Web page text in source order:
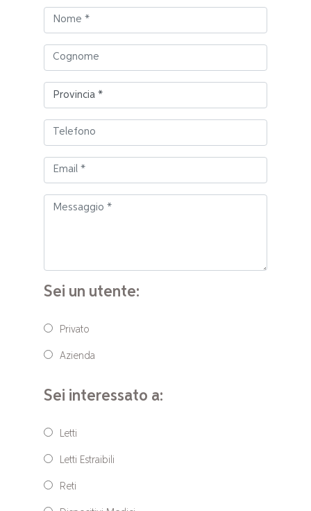
Sei un utente:
Privato
Azienda
Sei interessato a:
Letti
Letti Estraibili
Reti